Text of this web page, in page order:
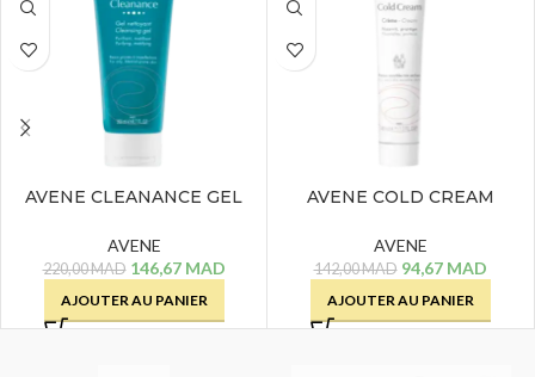
AVENE CLEANANCE GEL
AVENE
220,00MAD 146,67 MAD
AJOUTER AU PANIER
AVENE COLD CREAM
AVENE
142,00MAD 94,67 MAD
AJOUTER AU PANIER